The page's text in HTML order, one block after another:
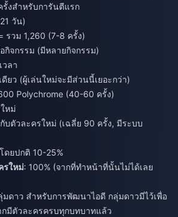
รั้งสำหรับการันตีแรก
วัน)
รวม 1,260 (7-8 ครั้ง)
กิจกรรม (มีหลายกิจกรรม)
วลา
ดียว (ผู้เล่นใหม่จะมีส่วนนี้เยอะกว่า)
Polychrome (40-60 ครั้ง)
หม่
กับตัวละครใหม่ (เฉลี่ย 90 ครั้ง, มีระบบ
ดยปกติ 10-25%
รใหม่: 100% (จากที่ทำหน้าที่นั้นไม่ได้เลย
มดาว สำหรับการพัฒนาไอดี กลุ่มดาวมีไว้เพื่อ
มีตัวละครครบทุกบทบาทแล้ว